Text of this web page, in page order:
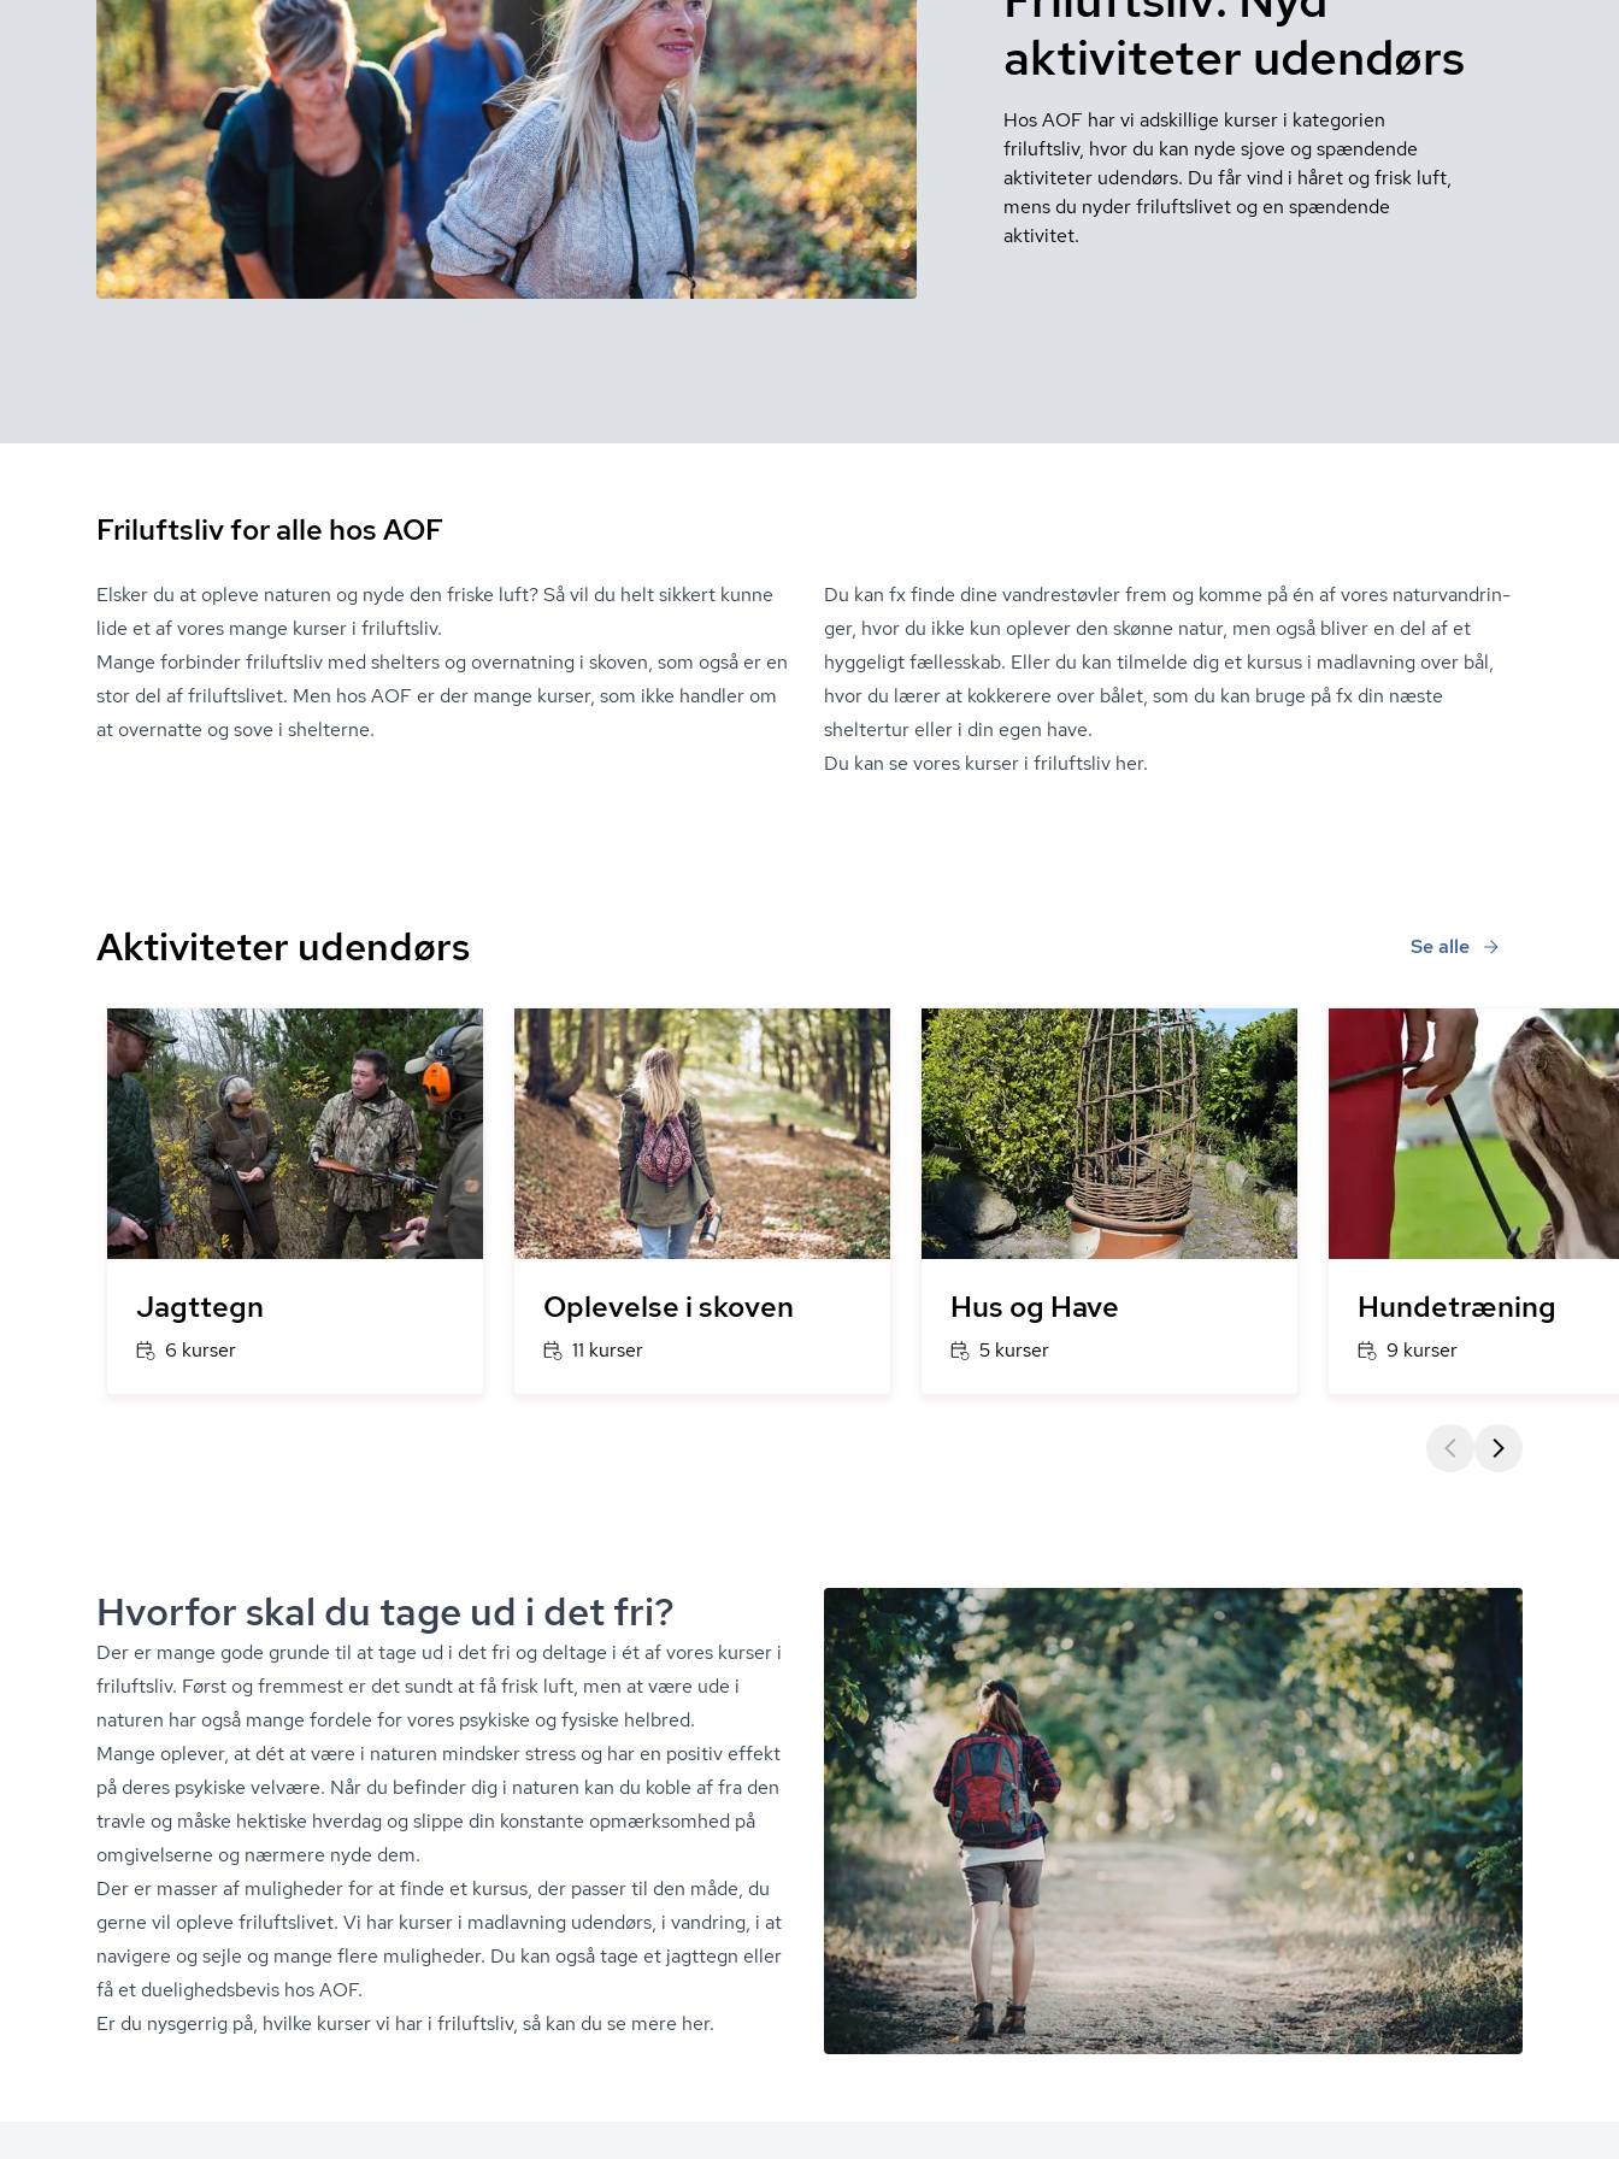
aktiviteter udendørs
Hos AOF har vi adskillige kurser i kategorien
friluftsliv, hvor du kan nyde sjove og spændende
aktiviteter udendørs. Du får vind i håret og frisk luft,
mens du nyder friluftslivet og en spændende
aktivitet.
Friluftsliv for alle hos AOF
Elsker du at opleve naturen og nyde den friske luft? Så vil du helt sikkert kunne
lide et af vores mange kurser i friluftsliv.
Mange forbinder friluftsliv med shelters og overnatning i skoven, som også er en
stor del af friluftslivet. Men hos AOF er der mange kurser, som ikke handler om
at overnatte og sove i shelterne.
Du kan fx finde dine vandrestøvler frem og komme på én af vores na­tur­van­drin­
ger, hvor du ikke kun oplever den skønne natur, men også bliver en del af et
hyggeligt fællesskab. Eller du kan tilmelde dig et kursus i madlavning over bål,
hvor du lærer at kokkerere over bålet, som du kan bruge på fx din næste
sheltertur eller i din egen have.
Du kan se vores kurser i friluftsliv her.
Aktiviteter udendørs Se alle
Jagttegn
6 kurser
Oplevelse i skoven
11 kurser
Hus og Have
5 kurser
Hundetræning
9 kurser
Hvorfor skal du tage ud i det fri?
Der er mange gode grunde til at tage ud i det fri og deltage i ét af vores kurser i
friluftsliv. Først og fremmest er det sundt at få frisk luft, men at være ude i
naturen har også mange fordele for vores psykiske og fysiske helbred.
Mange oplever, at dét at være i naturen mindsker stress og har en positiv effekt
på deres psykiske velvære. Når du befinder dig i naturen kan du koble af fra den
travle og måske hektiske hverdag og slippe din konstante opmærksomhed på
omgivelserne og nærmere nyde dem.
Der er masser af muligheder for at finde et kursus, der passer til den måde, du
gerne vil opleve friluftslivet. Vi har kurser i madlavning udendørs, i vandring, i at
navigere og sejle og mange flere muligheder. Du kan også tage et jagttegn eller
få et du­e­lig­heds­be­vis hos AOF.
Er du nysgerrig på, hvilke kurser vi har i friluftsliv, så kan du se mere her.